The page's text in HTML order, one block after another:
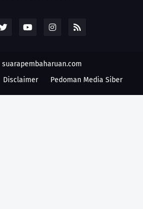
suarapembaharuan.com
Disclaimer Pedoman Media Siber